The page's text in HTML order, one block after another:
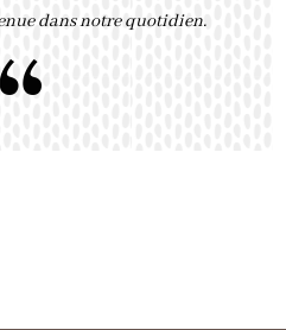
dans notre quotidien.
“